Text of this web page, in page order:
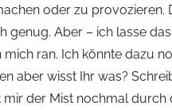
oder zu provozieren.
genug. Aber – ich lasse
mich ran. Ich könnte dazu
aber wisst Ihr was?
mir der Mist nochmal durch